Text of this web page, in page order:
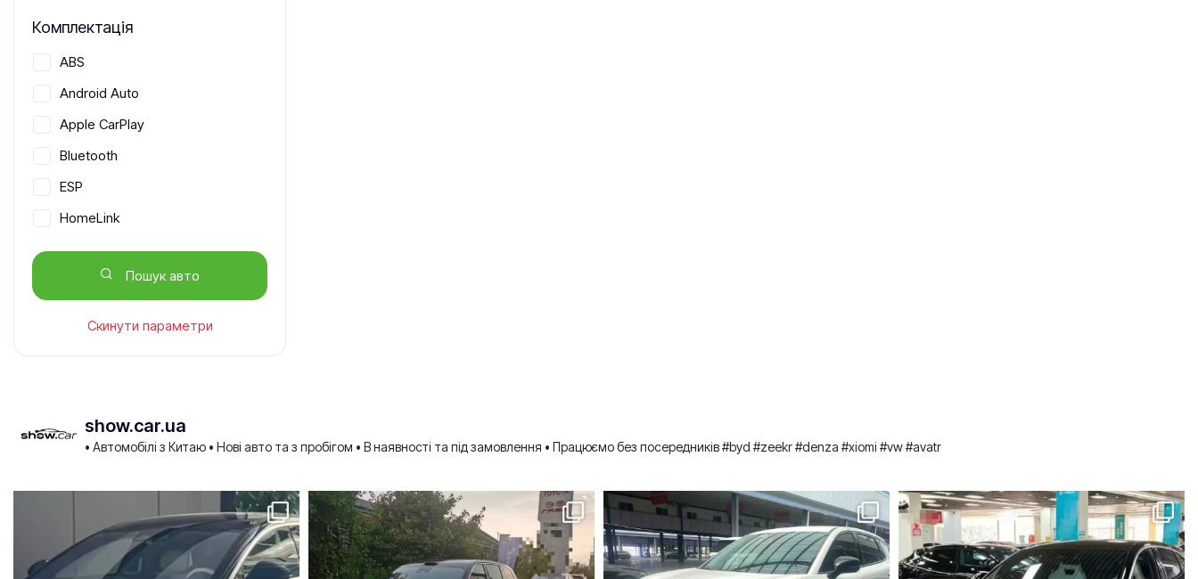
Комплектація
ABS
Android Auto
Apple CarPlay
Bluetooth
ESP
HomeLink
ISOFIX
Автосвітло
Асистент гальмування
Бездротова зарядка телефону
Бортовий комп'ютер
Вентиляція задніх сидінь
Вентиляція передніх сидінь
Пошук авто
Скинути параметри
show.car.ua
• Автомобілі з Китаю • Нові авто та з пробігом • В наявності та під замовлення • Працюємо без посередників#byd #zeekr #denza #xiomi #vw #avatr